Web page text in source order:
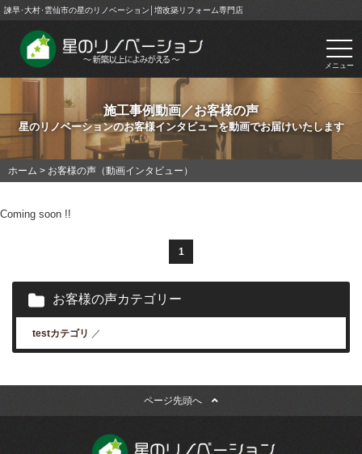
諫早･大村･雲仙市の星のリノベーション│増改築リフォーム専門店
メニュー
施工事例動画／お客様の声
星のリノベーションのお客様インタビューを動画でお届けいたします
ホーム > お客様の声（動画インタビュー）
Coming soon !!
1
お客様の声カテゴリー
testカテゴリ
ページ先頭へ